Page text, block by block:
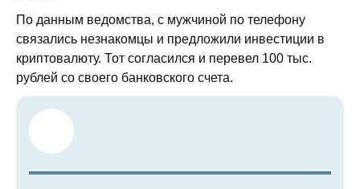
По данным ведомства, с мужчиной по телефону
связались незнакомцы и предложили инвестиции в
криптовалюту. Тот согласился и перевел 100 тыс.
рублей со своего банковского счета.